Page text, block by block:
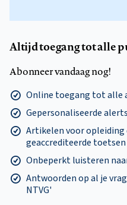
Altijd toegang tot alle
Abonneer vandaag nog!
Online toegang tot alle
Gepersonaliseerde
Artikelen voor
geaccrediteerde toetsen
Onbeperkt luisteren
Antwoorden op al je
NTVG'